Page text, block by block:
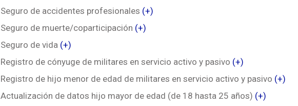
Seguro de accidentes profesionales (+)
Seguro de muerte/coparticipación (+)
Seguro de vida (+)
Registro de cónyuge de militares en servicio activo y pasivo (+)
Registro de hijo menor de edad de militares en servicio activo y pasivo (+)
Actualización de datos hijo mayor de edad (de 18 hasta 25 años) (+)